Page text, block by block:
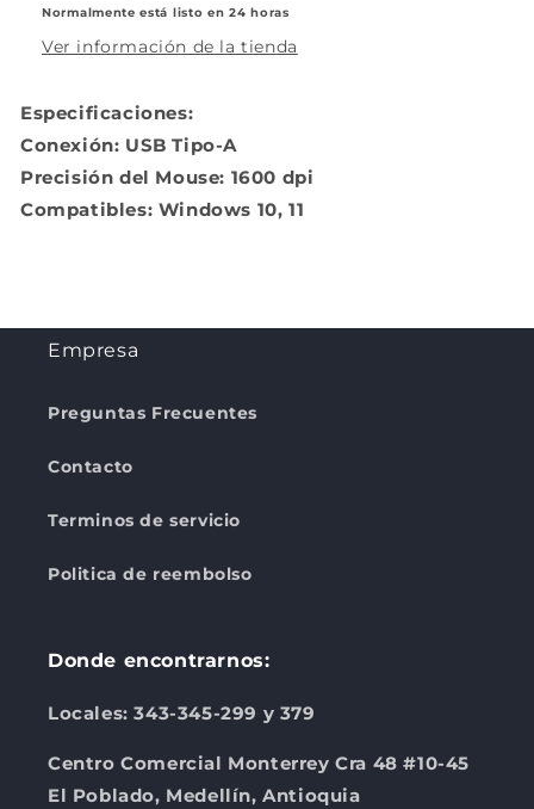
Normalmente está listo en 24 horas
Ver información de la tienda
Especificaciones:
Conexión: USB Tipo-A
Precisión del Mouse: 1600 dpi
Compatibles: Windows 10, 11
Empresa
Preguntas Frecuentes
Contacto
Terminos de servicio
Politica de reembolso
Donde encontrarnos:
Locales: 343-345-299 y 379
Centro Comercial Monterrey Cra 48 #10-45
El Poblado, Medellín, Antioquia